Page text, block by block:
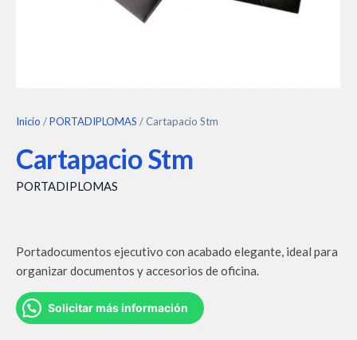
Inicio /PORTADIPLOMAS / Cartapacio Stm
Cartapacio Stm
PORTADIPLOMAS
Portadocumentos ejecutivo con acabado elegante, ideal para
organizar documentos y accesorios de oficina.
Solicitar más información